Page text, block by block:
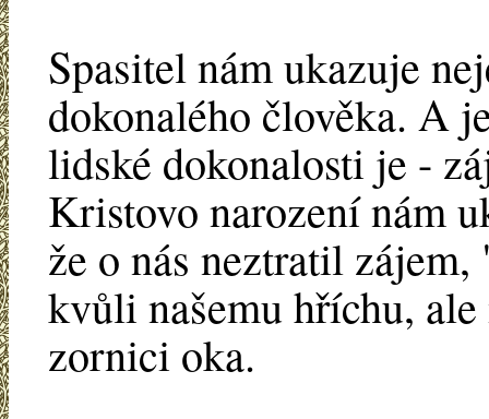
Spasitel nám ukazuje
dokonalého člověka. A
lidské dokonalosti je -
Kristovo narození nám
že o nás neztratil
kvůli našemu hříchu,
zornici oka.